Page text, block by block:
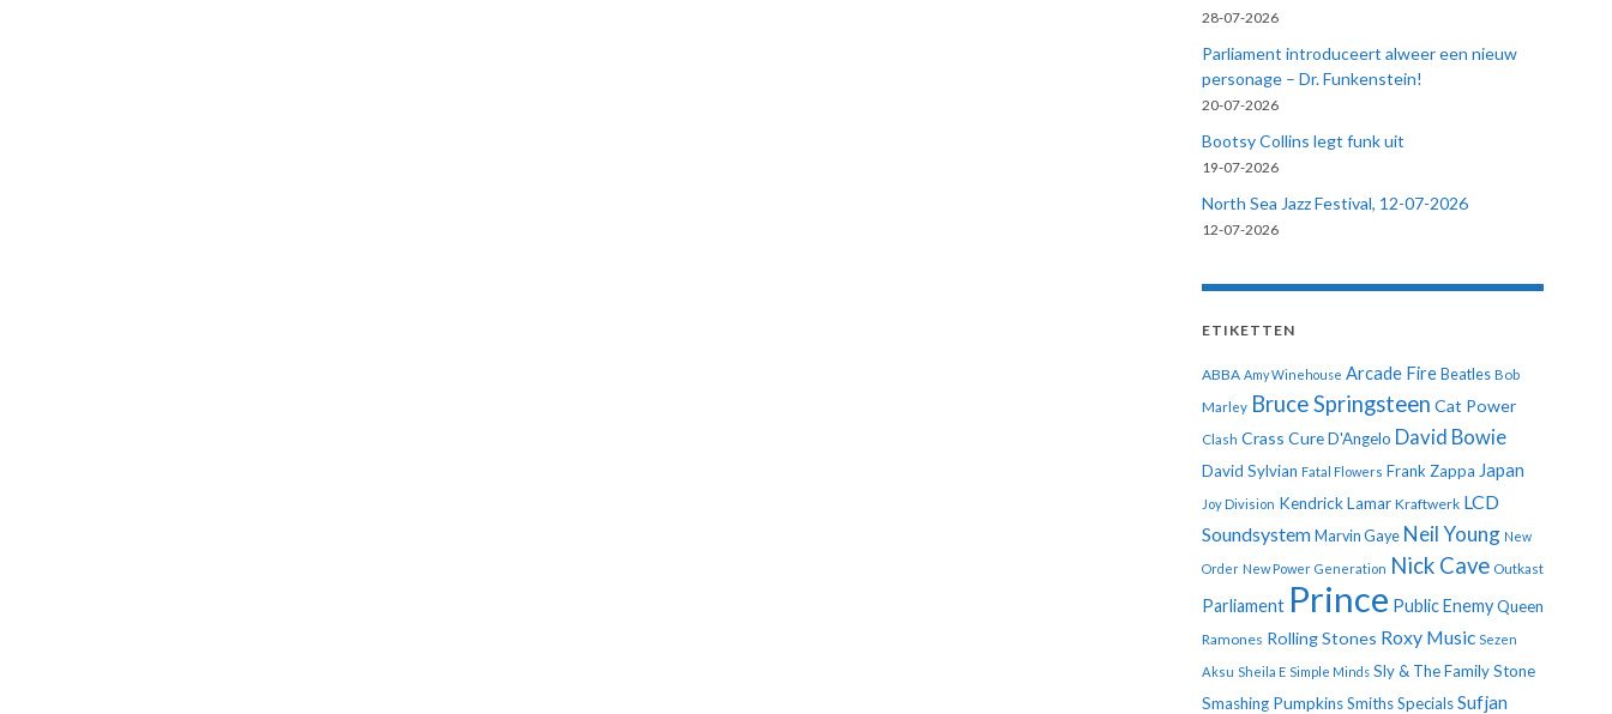
28-07-2026
Parliament introduceert alweer een nieuw
personage – Dr. Funkenstein!
20-07-2026
Bootsy Collins legt funk uit
19-07-2026
North Sea Jazz Festival, 12-07-2026
12-07-2026
ETIKETTEN
ABBA Amy Winehouse Arcade Fire Beatles Bob
Marley Bruce Springsteen Cat Power
Clash Crass CureD'Angelo David Bowie
David Sylvian Fatal Flowers Frank Zappa Japan
Joy Division Kendrick Lamar Kraftwerk LCD
Soundsystem Marvin Gaye Neil Young New
Order New Power Generation Nick Cave Outkast
Parliament Prince Public EnemyQueen
Ramones Rolling Stones Roxy Music Sezen
Aksu Sheila E Simple Minds Sly & The Family Stone
Smashing PumpkinsSmithsSpecialsSufjan